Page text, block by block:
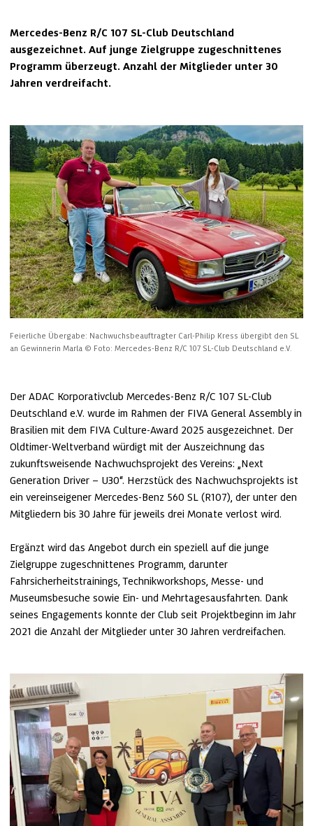
Mercedes-Benz R/C 107 SL-Club Deutschland
ausgezeichnet. Auf junge Zielgruppe zugeschnittenes
Programm überzeugt. Anzahl der Mitglieder unter 30
Jahren verdreifacht.
Feierliche Übergabe: Nachwuchsbeauftragter Carl‑Philip Kress übergibt den SL
an Gewinnerin Marla © Foto: Mercedes-Benz R/C 107 SL-Club Deutschland e.V.
Der ADAC Korporativclub Mercedes-Benz R/C 107 SL-Club
Deutschland e.V. wurde im Rahmen der FIVA General Assembly in
Brasilien mit dem FIVA Culture-Award 2025 ausgezeichnet. Der
Oldtimer-Weltverband würdigt mit der Auszeichnung das
zukunftsweisende Nachwuchsprojekt des Vereins: „Next
Generation Driver – U30“. Herzstück des Nachwuchsprojekts ist
ein vereinseigener Mercedes-Benz 560 SL (R107), der unter den
Mitgliedern bis 30 Jahre für jeweils drei Monate verlost wird.
Ergänzt wird das Angebot durch ein speziell auf die junge
Zielgruppe zugeschnittenes Programm, darunter
Fahrsicherheitstrainings, Technikworkshops, Messe- und
Museumsbesuche sowie Ein- und Mehrtagesausfahrten. Dank
seines Engagements konnte der Club seit Projektbeginn im Jahr
2021 die Anzahl der Mitglieder unter 30 Jahren verdreifachen.